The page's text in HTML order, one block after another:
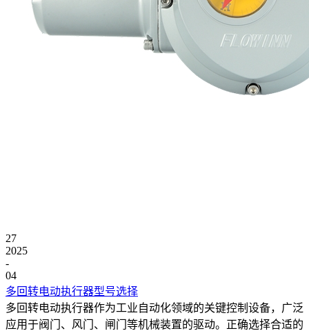
27
2025
-
04
多回转电动执行器型号选择
多回转电动执行器作为工业自动化领域的关键控制设备，广泛
应用于阀门、风门、闸门等机械装置的驱动。正确选择合适的